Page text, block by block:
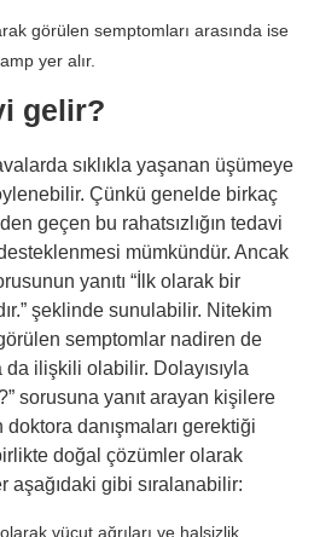
görülen semptomları arasında ise
yer alır.
gelir?
sıklıkla yaşanan üşümeye
Çünkü genelde birkaç
geçen bu rahatsızlığın tedavi
mümkündür. Ancak
yanıtı “İlk olarak bir
şeklinde sunulabilir. Nitekim
semptomlar nadiren de
da ilişkili olabilir. Dolayısıyla
sorusuna yanıt arayan kişilere
danışmaları gerektiği
doğal çözümler olarak
aşağıdaki gibi sıralanabilir:
vücut ağrıları ve halsizlik